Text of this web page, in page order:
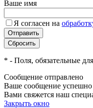
Ваше имя
Я согласен на
* - Поля, обязательные
Сообщение отправлено
Ваше сообщение
Вами свяжется наш
Закрыть окно